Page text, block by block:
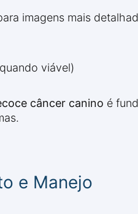
imagens mais
viável)
câncer canino é
e Manejo